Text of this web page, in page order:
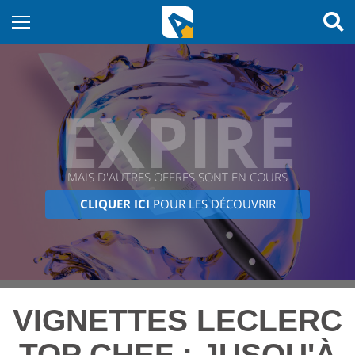
EXPIRÉ
MAIS D'AUTRES OFFRES SONT EN COURS
CLIQUER ICI POUR LES DÉCOUVRIR
VIGNETTES LECLERC